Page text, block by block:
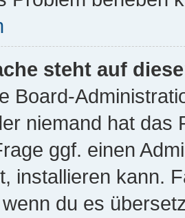
steht auf
Board-
niemand hat das
ggf. einen
installieren kann.
du es